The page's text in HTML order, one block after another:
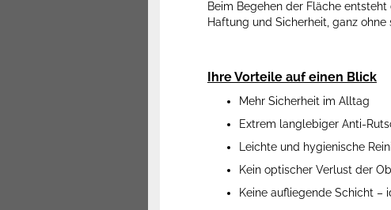
Beim Begehen der Fläche
Haftung und Sicherheit, ganz
Ihre Vorteile auf einen Blick
Mehr Sicherheit im Alltag
Extrem langlebiger Anti-
Leichte und hygienische
Kein optischer Verlust der
Keine aufliegende Schicht –